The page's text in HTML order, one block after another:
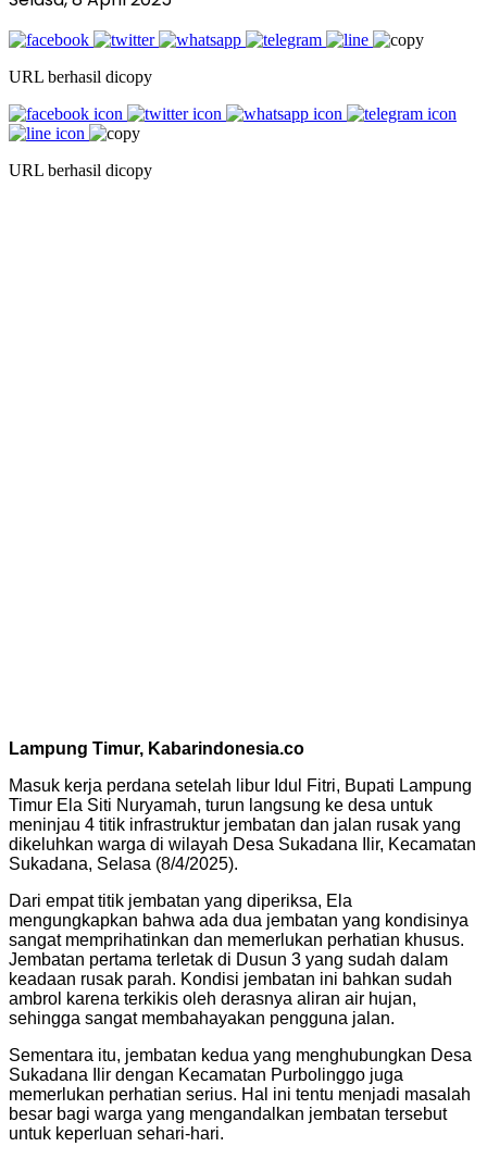
URL berhasil dicopy
URL berhasil dicopy
Lampung Timur, Kabarindonesia.co
Masuk kerja perdana setelah libur Idul Fitri, Bupati Lampung
Timur Ela Siti Nuryamah, turun langsung ke desa untuk
meninjau 4 titik infrastruktur jembatan dan jalan rusak yang
dikeluhkan warga di wilayah Desa Sukadana Ilir, Kecamatan
Sukadana, Selasa (8/4/2025).
Dari empat titik jembatan yang diperiksa, Ela
mengungkapkan bahwa ada dua jembatan yang kondisinya
sangat memprihatinkan dan memerlukan perhatian khusus.
Jembatan pertama terletak di Dusun 3 yang sudah dalam
keadaan rusak parah. Kondisi jembatan ini bahkan sudah
ambrol karena terkikis oleh derasnya aliran air hujan,
sehingga sangat membahayakan pengguna jalan.
Sementara itu, jembatan kedua yang menghubungkan Desa
Sukadana Ilir dengan Kecamatan Purbolinggo juga
memerlukan perhatian serius. Hal ini tentu menjadi masalah
besar bagi warga yang mengandalkan jembatan tersebut
untuk keperluan sehari-hari.